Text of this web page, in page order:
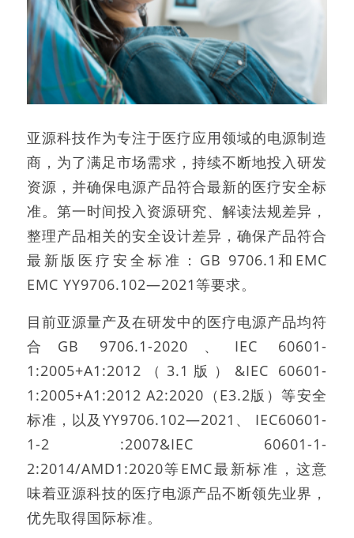
亚源科技作为专注于医疗应用领域的电源制造
商，为了满足市场需求，持续不断地投入研发
资源，并确保电源产品符合最新的医疗安全标
准。第一时间投入资源研究、解读法规差异，
整理产品相关的安全设计差异，确保产品符合
最新版医疗安全标准：GB 9706.1和EMC
EMC YY9706.102—2021等要求。
目前亚源量产及在研发中的医疗电源产品均符
合GB 9706.1-2020、IEC 60601-
1:2005+A1:2012（3.1版）&IEC 60601-
1:2005+A1:2012 A2:2020（E3.2版）等安全
标准，以及YY9706.102—2021、 IEC60601-
1-2 :2007&IEC 60601-1-
2:2014/AMD1:2020等EMC最新标准，这意
味着亚源科技的医疗电源产品不断领先业界，
优先取得国际标准。